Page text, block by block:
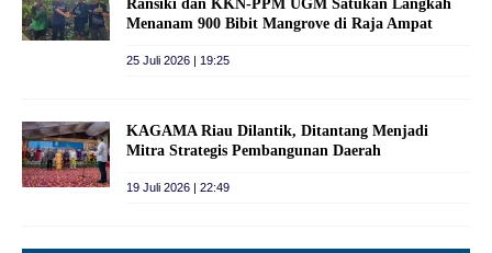
Ransiki dan KKN-PPM UGM Satukan Langkah
Menanam 900 Bibit Mangrove di Raja Ampat
25 Juli 2026 | 19:25
KAGAMA Riau Dilantik, Ditantang Menjadi
Mitra Strategis Pembangunan Daerah
19 Juli 2026 | 22:49